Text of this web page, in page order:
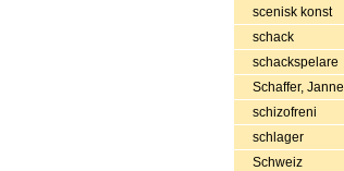
scenisk konst
schack
schackspelare
Schaffer, Janne
schizofreni
schlager
Schweiz